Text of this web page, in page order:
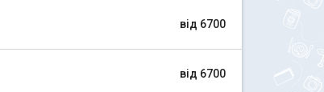
від 6700
від 6700